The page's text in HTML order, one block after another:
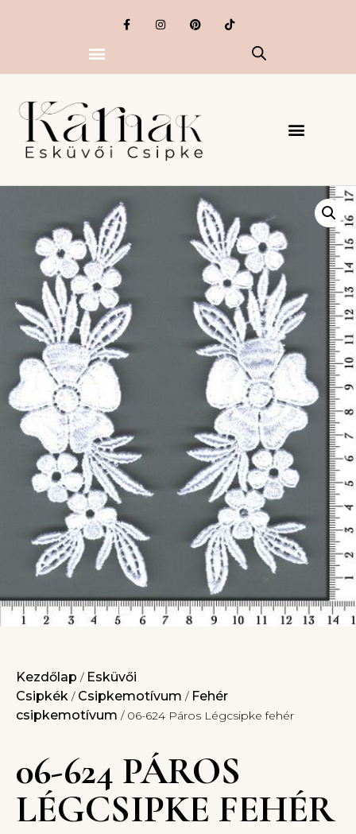
Kezdőlap / Esküvői
Csipkék / Csipkemotívum / Fehér
csipkemotívum / 06-624 Páros Légcsipke fehér
06-624 PÁROS
LÉGCSIPKE FEHÉR